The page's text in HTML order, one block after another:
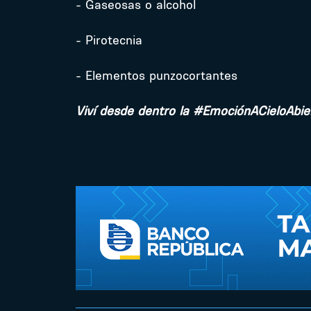
- Gaseosas o alcohol
- Pirotecnia
- Elementos punzocortantes
Viví desde dentro la